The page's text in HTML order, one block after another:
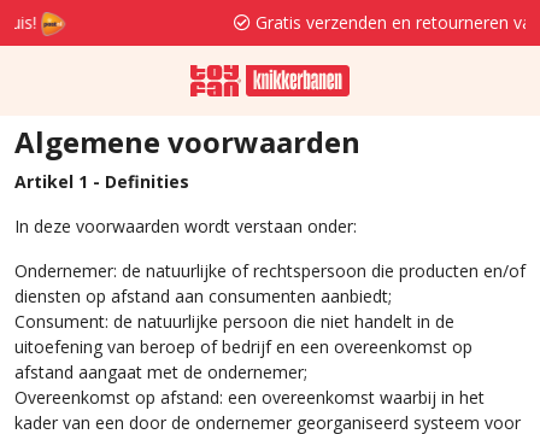
Gratis verzenden en retourneren va. 29,95
Algemene voorwaarden
Artikel 1 - Definities
In deze voorwaarden wordt verstaan onder:
Ondernemer: de natuurlijke of rechtspersoon die producten en/of
diensten op afstand aan consumenten aanbiedt;
Consument: de natuurlijke persoon die niet handelt in de
uitoefening van beroep of bedrijf en een overeenkomst op
afstand aangaat met de ondernemer;
Overeenkomst op afstand: een overeenkomst waarbij in het
kader van een door de ondernemer georganiseerd systeem voor